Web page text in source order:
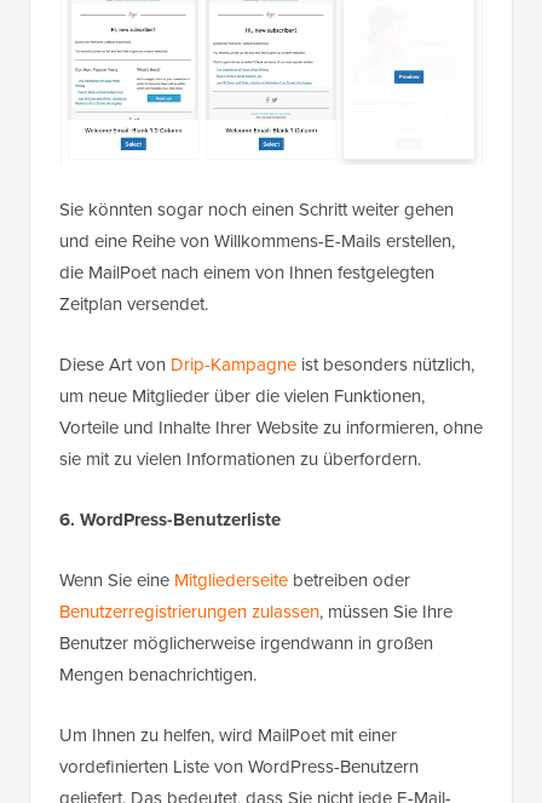
Sie könnten sogar noch einen Schritt weiter gehen
und eine Reihe von Willkommens-E-Mails erstellen,
die MailPoet nach einem von Ihnen festgelegten
Zeitplan versendet.
Diese Art von Drip-Kampagne ist besonders nützlich,
um neue Mitglieder über die vielen Funktionen,
Vorteile und Inhalte Ihrer Website zu informieren, ohne
sie mit zu vielen Informationen zu überfordern.
6. WordPress-Benutzerliste
Wenn Sie eine Mitgliederseite betreiben oder
Benutzerregistrierungen zulassen, müssen Sie Ihre
Benutzer möglicherweise irgendwann in großen
Mengen benachrichtigen.
Um Ihnen zu helfen, wird MailPoet mit einer
vordefinierten Liste von WordPress-Benutzern
geliefert. Das bedeutet, dass Sie nicht jede E-Mail-